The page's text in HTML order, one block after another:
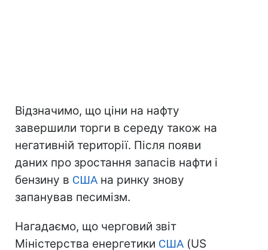
Відзначимо, що ціни на нафту
завершили торги в середу також на
негативній території. Після появи
даних про зростання запасів нафти і
бензину в США на ринку знову
запанував песимізм.
Нагадаємо, що черговий звіт
Міністерства енергетики США (US